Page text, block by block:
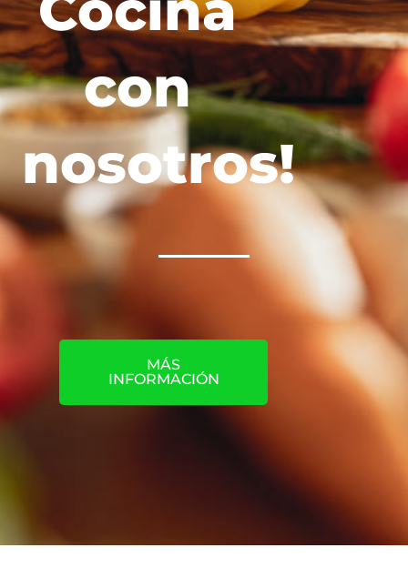
con
nosotros!
MÁS
INFORMACIÓN